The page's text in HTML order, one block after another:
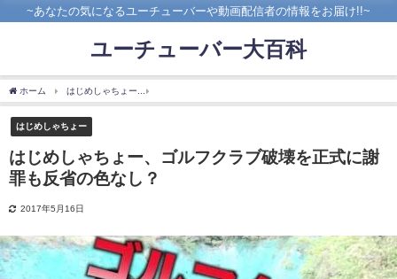
~あなたの気になるユーチューバーや動画配信者の情報をお届け!!~
ユーチューバー大百科
ホーム はじめしゃちょー
はじめしゃちょー
はじめしゃちょー、ゴルフクラブ破壊を正式に謝
罪も反省の色なし？
2017年5月16日